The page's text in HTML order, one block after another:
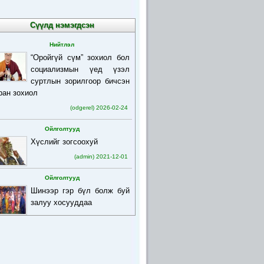
Сүүлд нэмэгдсэн
Нийтлэл
“Оройгүй сүм” зохиол бол
социализмын үед үзэл
суртлын зорилгоор бичсэн
зохиол
(odgerel) 2026-02-24
Ойлголтууд
Хүслийг зогсоохуй
(admin) 2021-12-01
Ойлголтууд
Шинээр гэр бүл болж буй
залуу хосууддаа
(admin) 2021-12-01